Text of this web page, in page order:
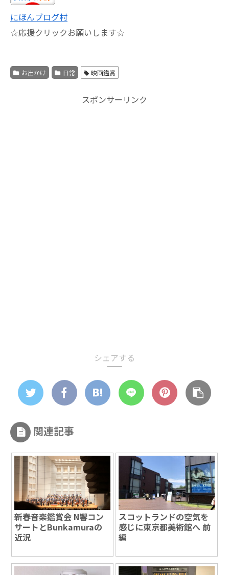
にほんブログ村
☆応援クリックお願いします☆
お出かけ 日常 映画鑑賞
スポンサーリンク
シェアする
関連記事
新春音楽鑑賞会 N響コン
サートとBunkamuraの
近況
スコットランドの空気を
感じに東京都美術館へ 前
編